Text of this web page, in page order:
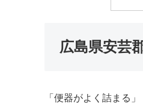
広島県安芸
「便器がよく詰まる